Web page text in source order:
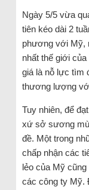
Ngày 5/5 vừa
tiên kéo dài 2
phương với Mỹ,
nhất thế giới
giá là nỗ lực tìm
thương lượng
Tuy nhiên, để
xứ sở sương
đề. Một trong
chấp nhận các
lẻo của Mỹ
các công ty Mỹ.